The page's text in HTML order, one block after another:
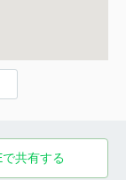
で共有する